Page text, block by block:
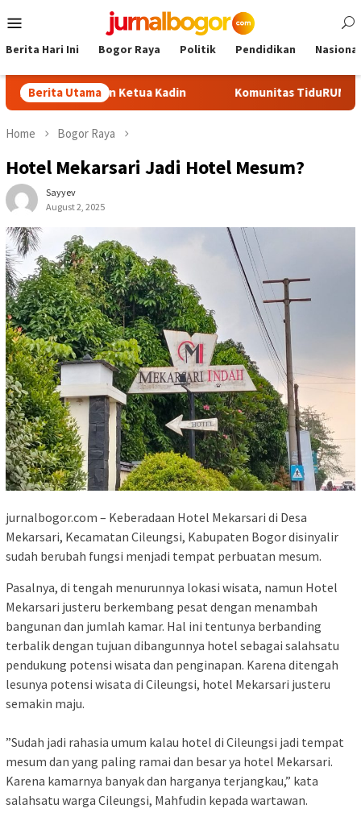
to
Menu
Berita Hari Ini Bogor Raya Politik Pendidikan Nasional
Berita Utama
Calon Ketua Kadin Komunitas TiduRUN Jajal Jalur
Home Bogor Raya
‎Hotel Mekarsari Jadi Hotel Mesum?
Sayyev
August 2, 2025
‎jurnalbogor.com – Keberadaan Hotel Mekarsari di Desa
Mekarsari, Kecamatan Cileungsi, Kabupaten Bogor disinyalir
sudah berubah fungsi menjadi tempat perbuatan mesum.
Pasalnya, di tengah menurunnya lokasi wisata, namun Hotel
Mekarsari justeru berkembang pesat dengan menambah
bangunan dan jumlah kamar. Hal ini tentunya berbanding
terbalik dengan tujuan dibangunnya hotel sebagai salahsatu
pendukung potensi wisata dan penginapan. Karena ditengah
lesunya potensi wisata di Cileungsi, hotel Mekarsari justeru
semakin maju.
‎”Sudah jadi rahasia umum kalau hotel di Cileungsi jadi tempat
mesum dan yang paling ramai dan besar ya hotel Mekarsari.
Karena kamarnya banyak dan harganya terjangkau,” kata
salahsatu warga Cileungsi, Mahfudin kepada wartawan.